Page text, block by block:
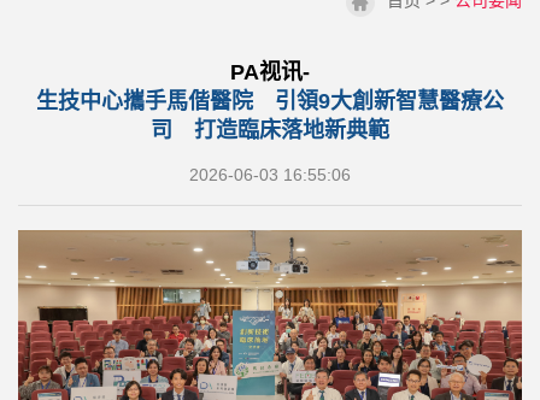
PA视讯-
生技中心攜手馬偕醫院 引領9大創新智慧醫療公
司 打造臨床落地新典範
2026-06-03 16:55:06